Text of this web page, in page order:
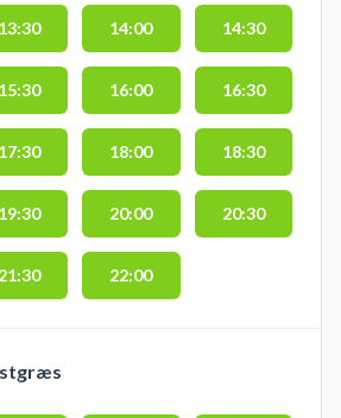
13:30 14:00 14:30
15:30 16:00 16:30
17:30 18:00 18:30
19:30 20:00 20:30
21:30 22:00